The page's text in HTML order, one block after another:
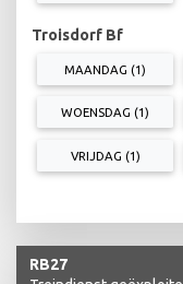
Troisdorf Bf
MAANDAG (1)
WOENSDAG (1)
VRIJDAG (1)
RB27